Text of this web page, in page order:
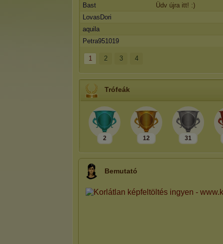
Bast
Üdv újra itt! :)
LovasDori
aquila
Petra951019
1 2 3 4
Trófeák
2 12 31
Bemutató